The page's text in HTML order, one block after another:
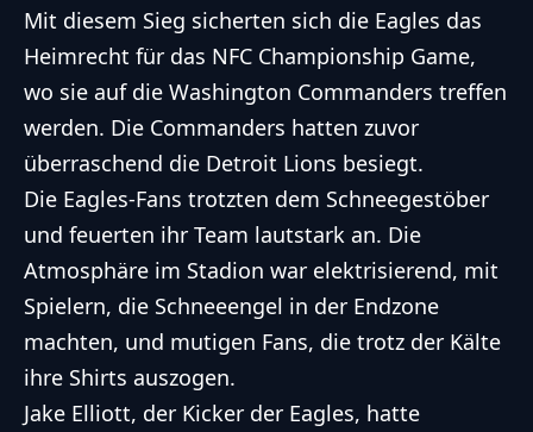
Mit diesem Sieg sicherten sich die Eagles das
Heimrecht für das NFC Championship Game,
wo sie auf die Washington Commanders treffen
werden. Die Commanders hatten zuvor
überraschend die Detroit Lions besiegt.
Die Eagles-Fans trotzten dem Schneegestöber
und feuerten ihr Team lautstark an. Die
Atmosphäre im Stadion war elektrisierend, mit
Spielern, die Schneeengel in der Endzone
machten, und mutigen Fans, die trotz der Kälte
ihre Shirts auszogen.
Jake Elliott, der Kicker der Eagles, hatte